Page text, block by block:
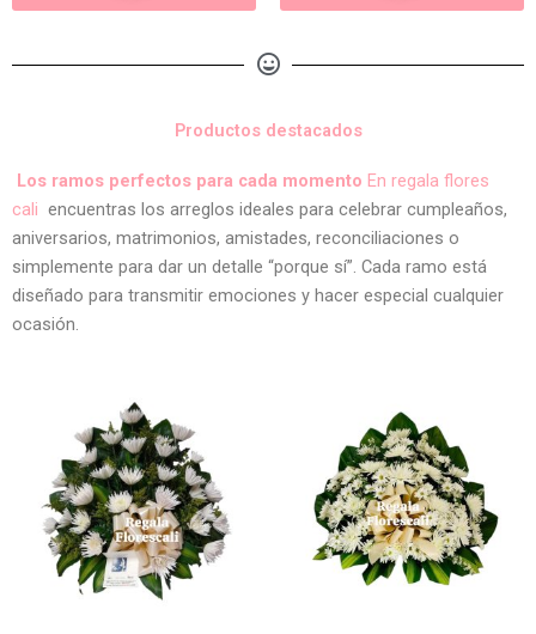
Productos destacados
Los ramos perfectos para cada momento En regala flores
cali encuentras los arreglos ideales para celebrar cumpleaños,
aniversarios, matrimonios, amistades, reconciliaciones o
simplemente para dar un detalle “porque sí”. Cada ramo está
diseñado para transmitir emociones y hacer especial cualquier
ocasión.